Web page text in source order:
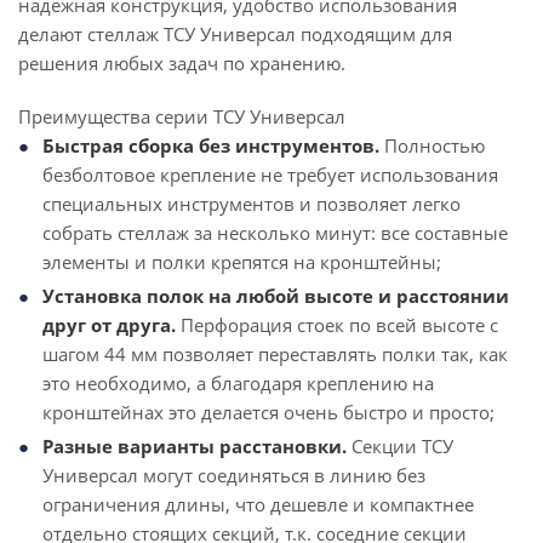
надежная конструкция, удобство использования
делают стеллаж ТСУ Универсал подходящим для
решения любых задач по хранению.
Преимущества серии ТСУ Универсал
Быстрая сборка без инструментов. Полностью
безболтовое крепление не требует использования
специальных инструментов и позволяет легко
собрать стеллаж за несколько минут: все составные
элементы и полки крепятся на кронштейны;
Установка полок на любой высоте и расстоянии
друг от друга. Перфорация стоек по всей высоте с
шагом 44 мм позволяет переставлять полки так, как
это необходимо, а благодаря креплению на
кронштейнах это делается очень быстро и просто;
Разные варианты расстановки. Секции ТСУ
Универсал могут соединяться в линию без
ограничения длины, что дешевле и компактнее
отдельно стоящих секций, т.к. соседние секции